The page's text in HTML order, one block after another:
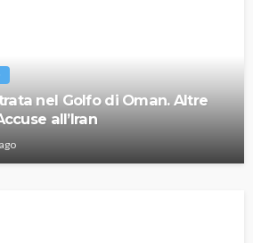
nel Golfo di Oman. Altre
all’Iran